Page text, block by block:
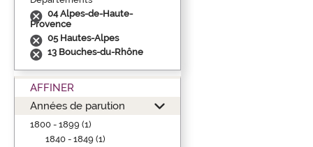
04 Alpes-de-Haute-
Provence
05 Hautes-Alpes
13 Bouches-du-Rhône
AFFINER
Années de parution
1800 - 1899 (1)
1840 - 1849 (1)